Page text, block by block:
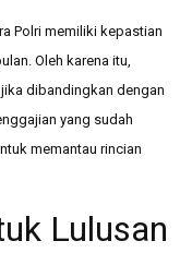
Polri memiliki kepastian
Oleh karena itu,
dibandingkan dengan
yang sudah
memantau rincian
Lulusan